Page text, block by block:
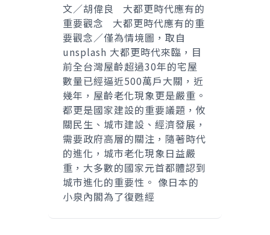
文／胡偉良 大都更時代應有的
重要觀念 大都更時代應有的重
要觀念／僅為情境圖，取自
unsplash 大都更時代來臨，目
前全台灣屋齡超過30年的宅屋
數量已經逼近500萬戶大關，近
幾年，屋齡老化現象更是嚴重。
都更是國家建設的重要議題，攸
關民生、城市建設、經濟發展，
需要政府高層的關注，隨著時代
的進化，城市老化現象日益嚴
重，大多數的國家元首都體認到
城市進化的重要性。 像日本的
小泉內閣為了復甦經